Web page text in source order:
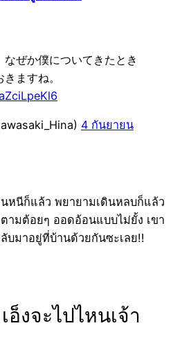
ぜか僕についてきたとき
ますね。
4 กันยายน
หนีก็แล้ว พยายามเดินหลบก็แล้ว
ามต้อยๆ ออดอ้อนแบบไม่ยั้ง เขา
บมาอยู่ที่บ้านด้วยกันซะเลย!!
งจะไปไหนเจ้า